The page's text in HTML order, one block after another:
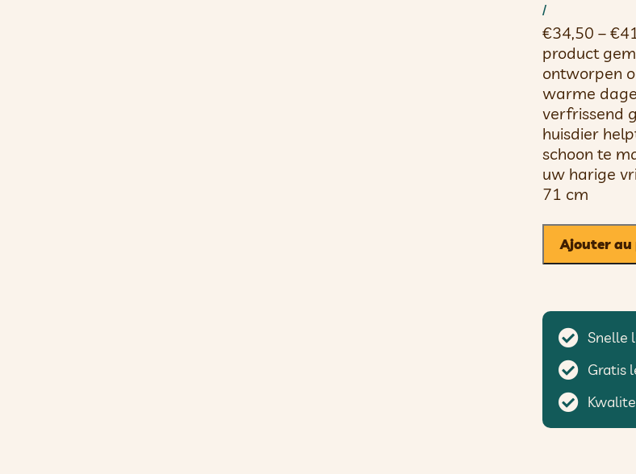
/
€34,50 –
product
ontworpen
warme
verfrissend
huisdier
schoon te
uw harige
71 cm
Ajouter au
Snelle
Gratis